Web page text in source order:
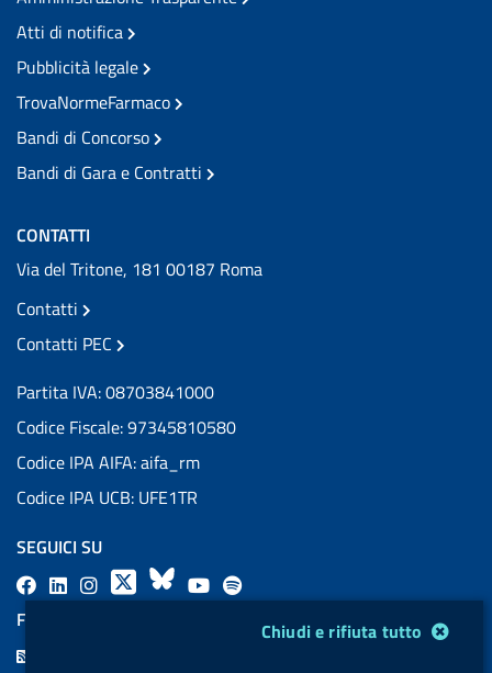
Chiudi e rifiuta tutto
Atti di notifica
Pubblicità legale
TrovaNormeFarmaco
Bandi di Concorso
Bandi di Gara e Contratti
CONTATTI
Via del Tritone, 181 00187 Roma
Contatti
Contatti PEC
Partita IVA: 08703841000
Codice Fiscale: 97345810580
Codice IPA AIFA: aifa_rm
Codice IPA UCB: UFE1TR
SEGUICI SU
F
L
X
B
Y l
FEED RSS